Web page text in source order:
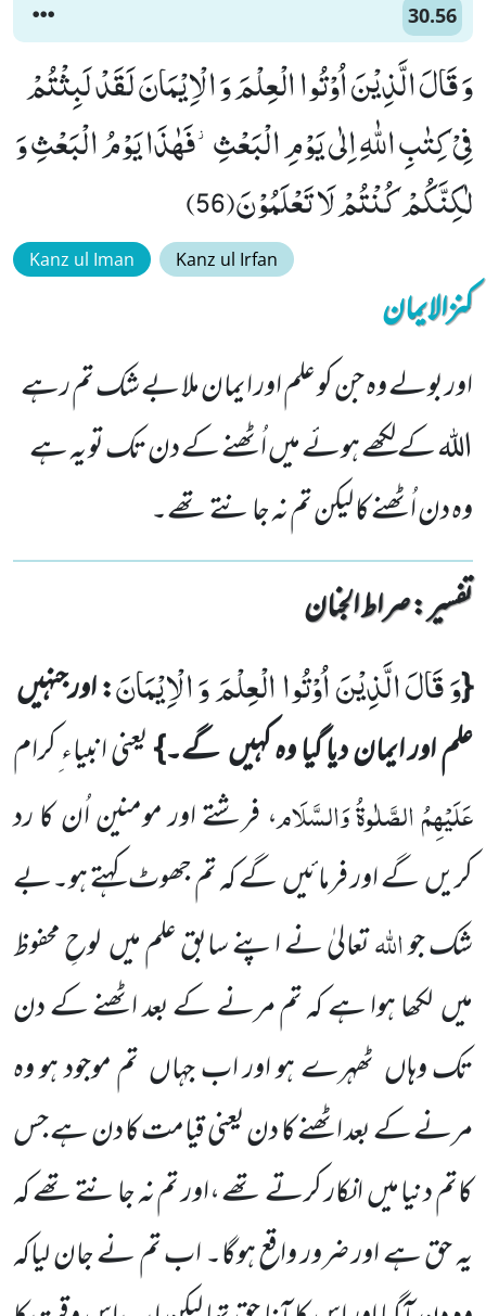
30.56
وَ قَالَ الَّذِیْنَ اُوْتُوا الْعِلْمَ وَ الْاِیْمَانَ لَقَدْ لَبِثْتُمْ
فِیْ كِتٰبِ اللّٰهِ اِلٰى یَوْمِ الْبَعْثِ٘-فَهٰذَا یَوْمُ الْبَعْثِ وَ
لٰكِنَّكُمْ كُنْتُمْ لَا تَعْلَمُوْنَ(56)
Kanz ul Iman Kanz ul Irfan
کنزالایمان
اور بولے وہ جن کو علم اور ایمان ملا بے شک تم رہے
الله کے لکھے ہوئے میں اُٹھنے کے دن تک تو یہ ہے
وہ دن اُٹھنے کا لیکن تم نہ جانتے تھے۔
تفسیر : ‎صراط الجنان
{وَ قَالَ الَّذِیْنَ اُوْتُوا الْعِلْمَ وَ الْاِیْمَانَ: اورجنہیں
علم اور ایمان دیا گیا وہ کہیں گے۔}یعنی انبیاء ِکرام
عَلَیْہِمُ الصَّلٰوۃُ وَالسَّلَام، فرشتے اور مومنین اُن کا رد
کریں گے اور فرمائیں گے کہ تم جھوٹ کہتے ہو۔بے
شک جواللہتعالیٰ نے اپنے سابق علم میں لوحِ محفوظ
میں لکھا ہوا ہے کہ تم مرنے کے بعد اٹھنے کے دن
تک وہاں ٹھہرے ہو اور اب جہاں تم موجود ہو وہ
مرنے کے بعد اٹھنے کا دن یعنی قیامت کا دن ہے جس
کاتم دنیا میں انکار کرتے تھے ،اور تم نہ جانتے تھے کہ
یہ حق ہے اور ضرور واقع ہوگا۔ اب تم نے جان لیاکہ